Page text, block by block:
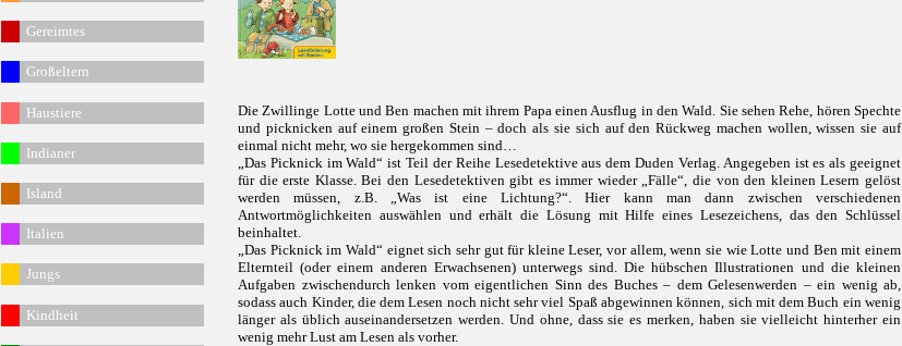
Gereimtes
Großeltern
Haustiere
Indianer
Island
Italien
Jungs
Kindheit
Die Zwillinge Lotte und Ben machen mit ihrem Papa einen Ausflug in den Wald. Sie sehen Rehe, hören Spechte
und picknicken auf einem großen Stein – doch als sie sich auf den Rückweg machen wollen, wissen sie auf
einmal nicht mehr, wo sie hergekommen sind…
„Das Picknick im Wald“ ist Teil der Reihe Lesedetektive aus dem Duden Verlag. Angegeben ist es als geeignet
für die erste Klasse. Bei den Lesedetektiven gibt es immer wieder „Fälle“, die von den kleinen Lesern gelöst
werden müssen, z.B. „Was ist eine Lichtung?“. Hier kann man dann zwischen verschiedenen
Antwortmöglichkeiten auswählen und erhält die Lösung mit Hilfe eines Lesezeichens, das den Schlüssel
beinhaltet.
„Das Picknick im Wald“ eignet sich sehr gut für kleine Leser, vor allem, wenn sie wie Lotte und Ben mit einem
Elternteil (oder einem anderen Erwachsenen) unterwegs sind. Die hübschen Illustrationen und die kleinen
Aufgaben zwischendurch lenken vom eigentlichen Sinn des Buches – dem Gelesenwerden – ein wenig ab,
sodass auch Kinder, die dem Lesen noch nicht sehr viel Spaß abgewinnen können, sich mit dem Buch ein wenig
länger als üblich auseinandersetzen werden. Und ohne, dass sie es merken, haben sie vielleicht hinterher ein
wenig mehr Lust am Lesen als vorher.